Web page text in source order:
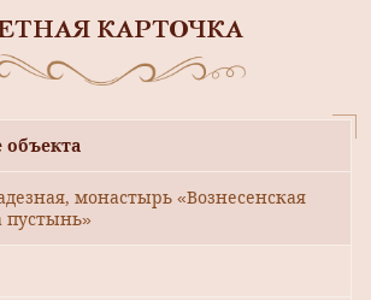
КАРТОЧКА
монастырь «Вознесенская
пустынь»